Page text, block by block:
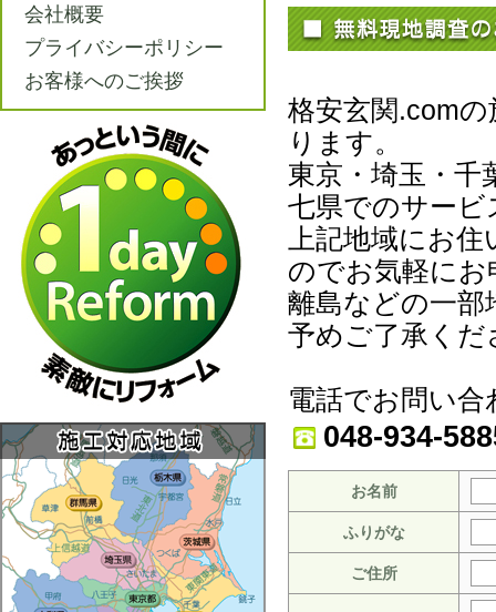
格安玄関.com
ります。
東京・埼玉・千
七県でのサー
上記地域にお
のでお気軽に
離島などの一部
予めご了承くだ
電話でお問い
048-934-
お名前
ふりがな
ご住所
会社概要
プライバシーポリシー
お客様へのご挨拶